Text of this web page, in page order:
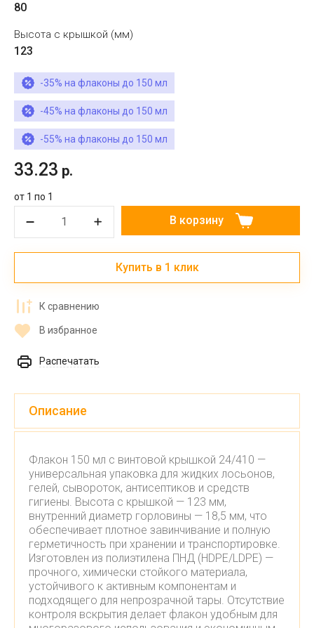
80
Высота с крышкой (мм)
123
-35% на флаконы до 150 мл
-45% на флаконы до 150 мл
-55% на флаконы до 150 мл
33.23 р.
от 1 по 1
В корзину
Купить в 1 клик
К сравнению
В избранное
Распечатать
Описание
Флакон 150 мл с винтовой крышкой 24/410 —
универсальная упаковка для жидких лосьонов,
гелей, сывороток, антисептиков и средств
гигиены. Высота с крышкой — 123 мм,
внутренний диаметр горловины — 18,5 мм, что
обеспечивает плотное завинчивание и полную
герметичность при хранении и транспортировке.
Изготовлен из полиэтилена ПНД (HDPE/LDPE) —
прочного, химически стойкого материала,
устойчивого к активным компонентам и
подходящего для непрозрачной тары. Отсутствие
контроля вскрытия делает флакон удобным для